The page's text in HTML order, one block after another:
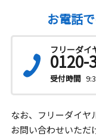
お電話
フリーダイ
0120-
受付時間
なお、フリーダイヤ
お問い合わせいただ